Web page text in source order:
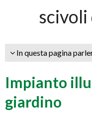
In questa pagina
Impianto
giardino